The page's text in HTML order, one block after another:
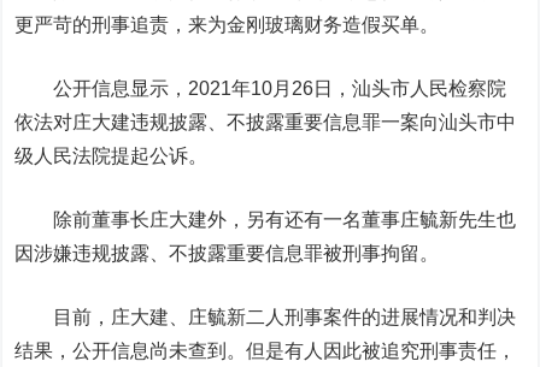
更严苛的刑事追责，来为金刚玻璃财务造假买单。
公开信息显示，2021年10月26日，汕头市人民检察院
依法对庄大建违规披露、不披露重要信息罪一案向汕头市中
级人民法院提起公诉。
除前董事长庄大建外，另有还有一名董事庄毓新先生也
因涉嫌违规披露、不披露重要信息罪被刑事拘留。
目前，庄大建、庄毓新二人刑事案件的进展情况和判决
结果，公开信息尚未查到。但是有人因此被追究刑事责任，